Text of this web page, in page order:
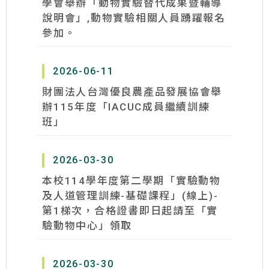
學會舉辦「動物實驗替代成果暨輔導
說明會」,動物實驗相關人員踴躍報名
參加。
2026-06-11
財團法人台灣優良農產品發展協會舉
辦115年度「IACUC成員繼續訓練
班」
2026-03-30
本校114學年度第二學期「實驗動物
及人道管理訓練-基礎課程」(線上)-
第1梯次，合格證書即日起請至「實
驗動物中心」領取
2026-03-30